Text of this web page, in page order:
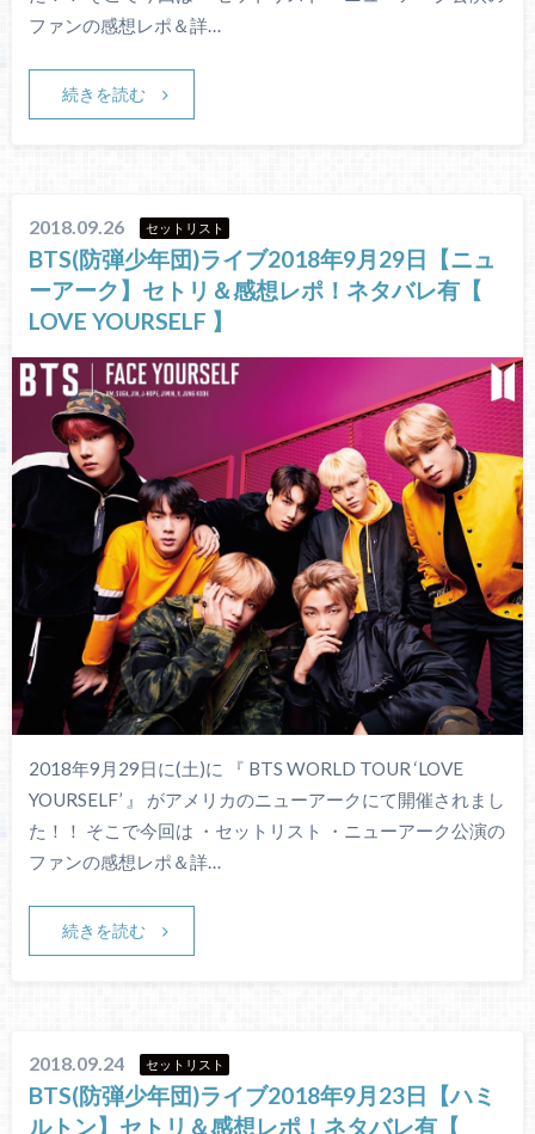
ファンの感想レポ＆詳…
続きを読む
2018.09.26 セットリスト
BTS(防弾少年団)ライブ2018年9月29日【ニュ
ーアーク】セトリ＆感想レポ！ネタバレ有【
LOVE YOURSELF 】
2018年9月29日に(土)に 『 BTS WORLD TOUR ‘LOVE
YOURSELF’ 』 がアメリカのニューアークにて開催されまし
た！！ そこで今回は ・セットリスト ・ニューアーク公演の
ファンの感想レポ＆詳…
続きを読む
2018.09.24 セットリスト
BTS(防弾少年団)ライブ2018年9月23日【ハミ
ルトン】セトリ＆感想レポ！ネタバレ有【